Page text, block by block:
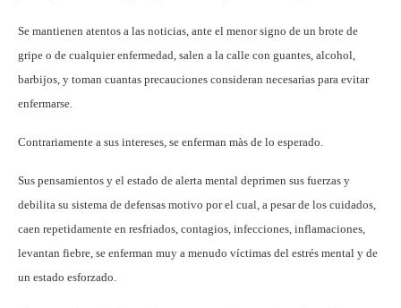
Se mantienen atentos a las noticias, ante el menor signo de un brote de
gripe o de cualquier enfermedad, salen a la calle con guantes, alcohol,
barbijos, y toman cuantas precauciones consideran necesarias para evitar
enfermarse.
Contrariamente a sus intereses, se enferman màs de lo esperado.
Sus pensamientos y el estado de alerta mental deprimen sus fuerzas y
debilita su sistema de defensas motivo por el cual, a pesar de los cuidados,
caen repetidamente en resfriados, contagios, infecciones, inflamaciones,
levantan fiebre, se enferman muy a menudo víctimas del estrés mental y de
un estado esforzado.